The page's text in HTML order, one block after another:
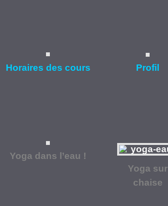
Horaires des cours Profil
Yoga dans l’eau !
Yoga sur
chaise